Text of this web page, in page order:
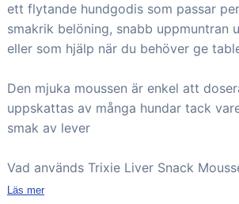
ett flytande hundgodis som passar
smakrik belöning, snabb uppmuntran
eller som hjälp när du behöver ge
Den mjuka moussen är enkel att
uppskattas av många hundar tack
smak av lever
Vad används Trixie Liver Snack
Läs mer